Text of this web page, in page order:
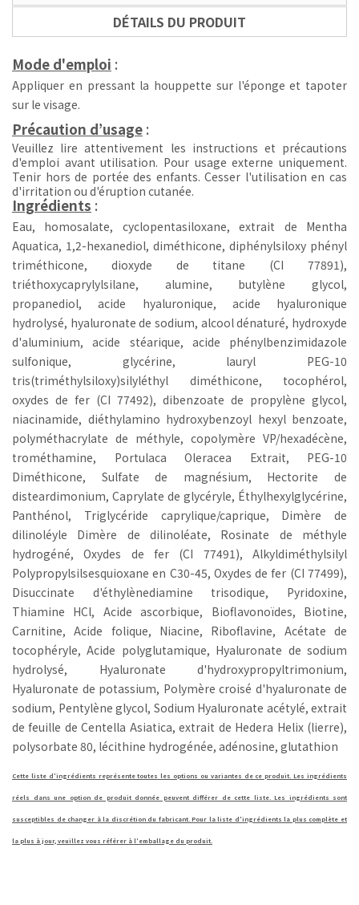
DÉTAILS DU PRODUIT
Mode d'emploi :
Appliquer en pressant la houppette sur l'éponge et tapoter
sur le visage.
Précaution d’usage :
Veuillez lire attentivement les instructions et précautions
d'emploi avant utilisation. Pour usage externe uniquement.
Tenir hors de portée des enfants. Cesser l'utilisation en cas
d'irritation ou d'éruption cutanée.
Ingrédients :
Eau, homosalate, cyclopentasiloxane, extrait de Mentha
Aquatica, 1,2-hexanediol, diméthicone, diphénylsiloxy phényl
triméthicone, dioxyde de titane (CI 77891),
triéthoxycaprylylsilane, alumine, butylène glycol,
propanediol, acide hyaluronique, acide hyaluronique
hydrolysé, hyaluronate de sodium, alcool dénaturé, hydroxyde
d'aluminium, acide stéarique, acide phénylbenzimidazole
sulfonique, glycérine, lauryl PEG-10
tris(triméthylsiloxy)silyléthyl diméthicone, tocophérol,
oxydes de fer (CI 77492), dibenzoate de propylène glycol,
niacinamide, diéthylamino hydroxybenzoyl hexyl benzoate,
polyméthacrylate de méthyle, copolymère VP/hexadécène,
trométhamine, Portulaca Oleracea Extrait, PEG-10
Diméthicone, Sulfate de magnésium, Hectorite de
disteardimonium, Caprylate de glycéryle, Éthylhexylglycérine,
Panthénol, Triglycéride caprylique/caprique, Dimère de
dilinoléyle Dimère de dilinoléate, Rosinate de méthyle
hydrogéné, Oxydes de fer (CI 77491), Alkyldiméthylsilyl
Polypropylsilsesquioxane en C30-45, Oxydes de fer (CI 77499),
Disuccinate d'éthylènediamine trisodique, Pyridoxine,
Thiamine HCl, Acide ascorbique, Bioflavonoïdes, Biotine,
Carnitine, Acide folique, Niacine, Riboflavine, Acétate de
tocophéryle, Acide polyglutamique, Hyaluronate de sodium
hydrolysé, Hyaluronate d'hydroxypropyltrimonium,
Hyaluronate de potassium, Polymère croisé d'hyaluronate de
sodium, Pentylène glycol, Sodium Hyaluronate acétylé, extrait
de feuille de Centella Asiatica, extrait de Hedera Helix (lierre),
polysorbate 80, lécithine hydrogénée, adénosine, glutathion
Cette liste d'ingrédients représente toutes les options ou variantes de ce produit. Les ingrédients
réels dans une option de produit donnée peuvent différer de cette liste. Les ingrédients sont
susceptibles de changer à la discrétion du fabricant. Pour la liste d'ingrédients la plus complète et
la plus à jour, veuillez vous référer à l'emballage du produit.